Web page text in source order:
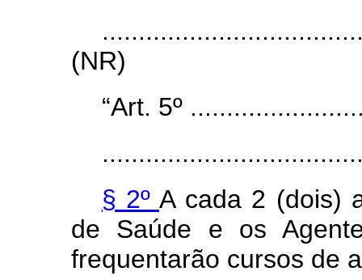
(NR)
“Art. 5º
§ 2º A cada 2 (dois)
de Saúde e os
frequentarão cursos de